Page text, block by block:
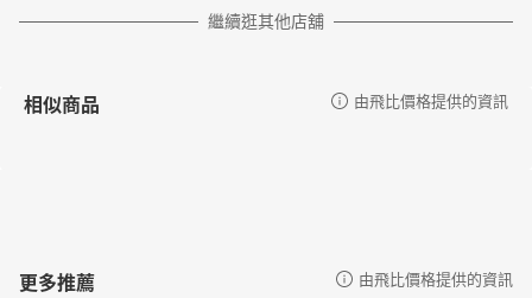
繼續逛其他店舖
相似商品 由飛比價格提供的資訊
更多推薦 由飛比價格提供的資訊